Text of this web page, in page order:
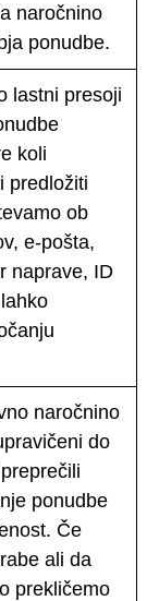
naročnino
ponudbe.
lastni presoji
koli
predložiti
ob
e-pošta,
naprave, ID
naročnino
do
ponudbe
Če
ali da
prekličemo